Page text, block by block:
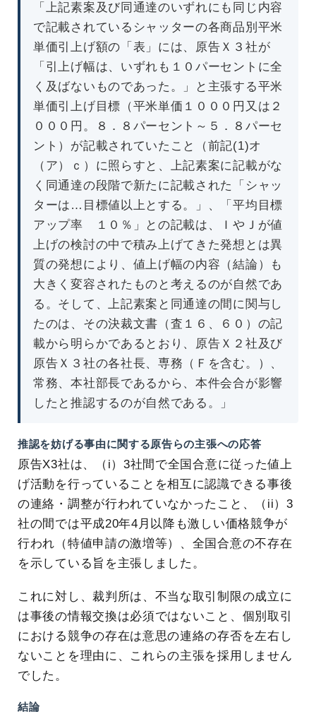
「上記素案及び同通達のいずれにも同じ内容
で記載されているシャッターの各商品別平米
単価引上げ額の「表」には、原告Ｘ３社が
「引上げ幅は、いずれも１０パーセントに全
く及ばないものであった。」と主張する平米
単価引上げ目標（平米単価１０００円又は２
０００円。８．８パーセント～５．８パーセ
ント）が記載されていたこと（前記(1)オ
（ア）ｃ）に照らすと、上記素案に記載がな
く同通達の段階で新たに記載された「シャッ
ターは…目標値以上とする。」、「平均目標
アップ率 １０％」との記載は、ＩやＪが値
上げの検討の中で積み上げてきた発想とは異
質の発想により、値上げ幅の内容（結論）も
大きく変容されたものと考えるのが自然であ
る。そして、上記素案と同通達の間に関与し
たのは、その決裁文書（査１６、６０）の記
載から明らかであるとおり、原告Ｘ２社及び
原告Ｘ３社の各社長、専務（Ｆを含む。）、
常務、本社部長であるから、本件会合が影響
したと推認するのが自然である。」
推認を妨げる事由に関する原告らの主張への応答
原告X3社は、（i）3社間で全国合意に従った値上
げ活動を行っていることを相互に認識できる事後
の連絡・調整が行われていなかったこと、（ii）3
社の間では平成20年4月以降も激しい価格競争が
行われ（特値申請の激増等）、全国合意の不存在
を示している旨を主張しました。
これに対し、裁判所は、不当な取引制限の成立に
は事後の情報交換は必須ではないこと、個別取引
における競争の存在は意思の連絡の存否を左右し
ないことを理由に、これらの主張を採用しません
でした。
結論